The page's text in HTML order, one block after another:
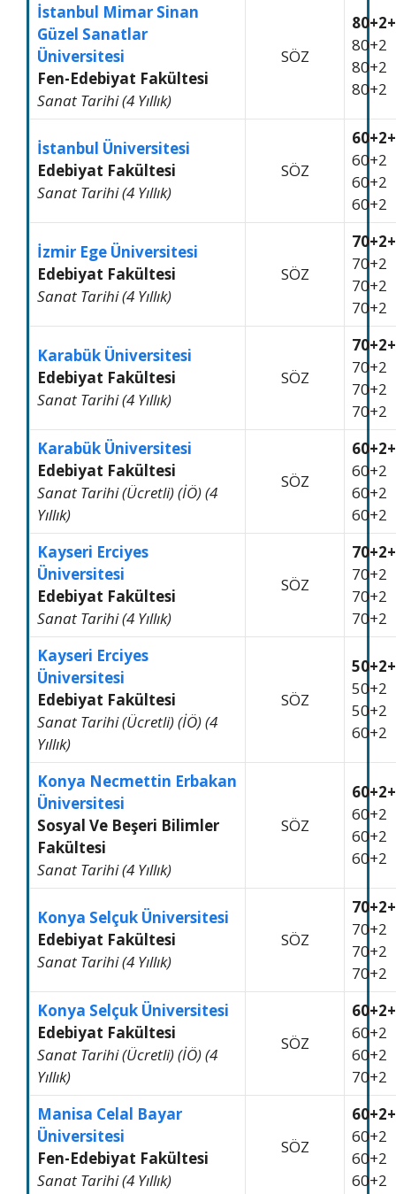
İstanbul Mimar Sinan
Güzel Sanatlar
Üniversitesi
Fen-Edebiyat Fakültesi
Sanat Tarihi (4 Yıllık)
SÖZ
80+2
80+2
80+2
İstanbul Üniversitesi
Edebiyat Fakültesi
Sanat Tarihi (4 Yıllık)
SÖZ
60+2
60+2
60+2
İzmir Ege Üniversitesi
Edebiyat Fakültesi
Sanat Tarihi (4 Yıllık)
SÖZ
70+2
70+2
70+2
Karabük Üniversitesi
Edebiyat Fakültesi
Sanat Tarihi (4 Yıllık)
SÖZ
70+2
70+2
70+2
Karabük Üniversitesi
Edebiyat Fakültesi
Sanat Tarihi (Ücretli) (İÖ) (4
Yıllık)
SÖZ
60+2
60+2
60+2
Kayseri Erciyes
Üniversitesi
Edebiyat Fakültesi
Sanat Tarihi (4 Yıllık)
SÖZ
70+2
70+2
70+2
Kayseri Erciyes
Üniversitesi
Edebiyat Fakültesi
Sanat Tarihi (Ücretli) (İÖ) (4
Yıllık)
SÖZ
50+2
50+2
60+2
Konya Necmettin Erbakan
Üniversitesi
Sosyal Ve Beşeri Bilimler
Fakültesi
Sanat Tarihi (4 Yıllık)
SÖZ
60+2
60+2
60+2
Konya Selçuk Üniversitesi
Edebiyat Fakültesi
Sanat Tarihi (4 Yıllık)
SÖZ
70+2
70+2
70+2
Konya Selçuk Üniversitesi
Edebiyat Fakültesi
Sanat Tarihi (Ücretli) (İÖ) (4
Yıllık)
SÖZ
60+2
60+2
70+2
Manisa Celal Bayar
Üniversitesi
Fen-Edebiyat Fakültesi
Sanat Tarihi (4 Yıllık)
SÖZ
60+2
60+2
60+2